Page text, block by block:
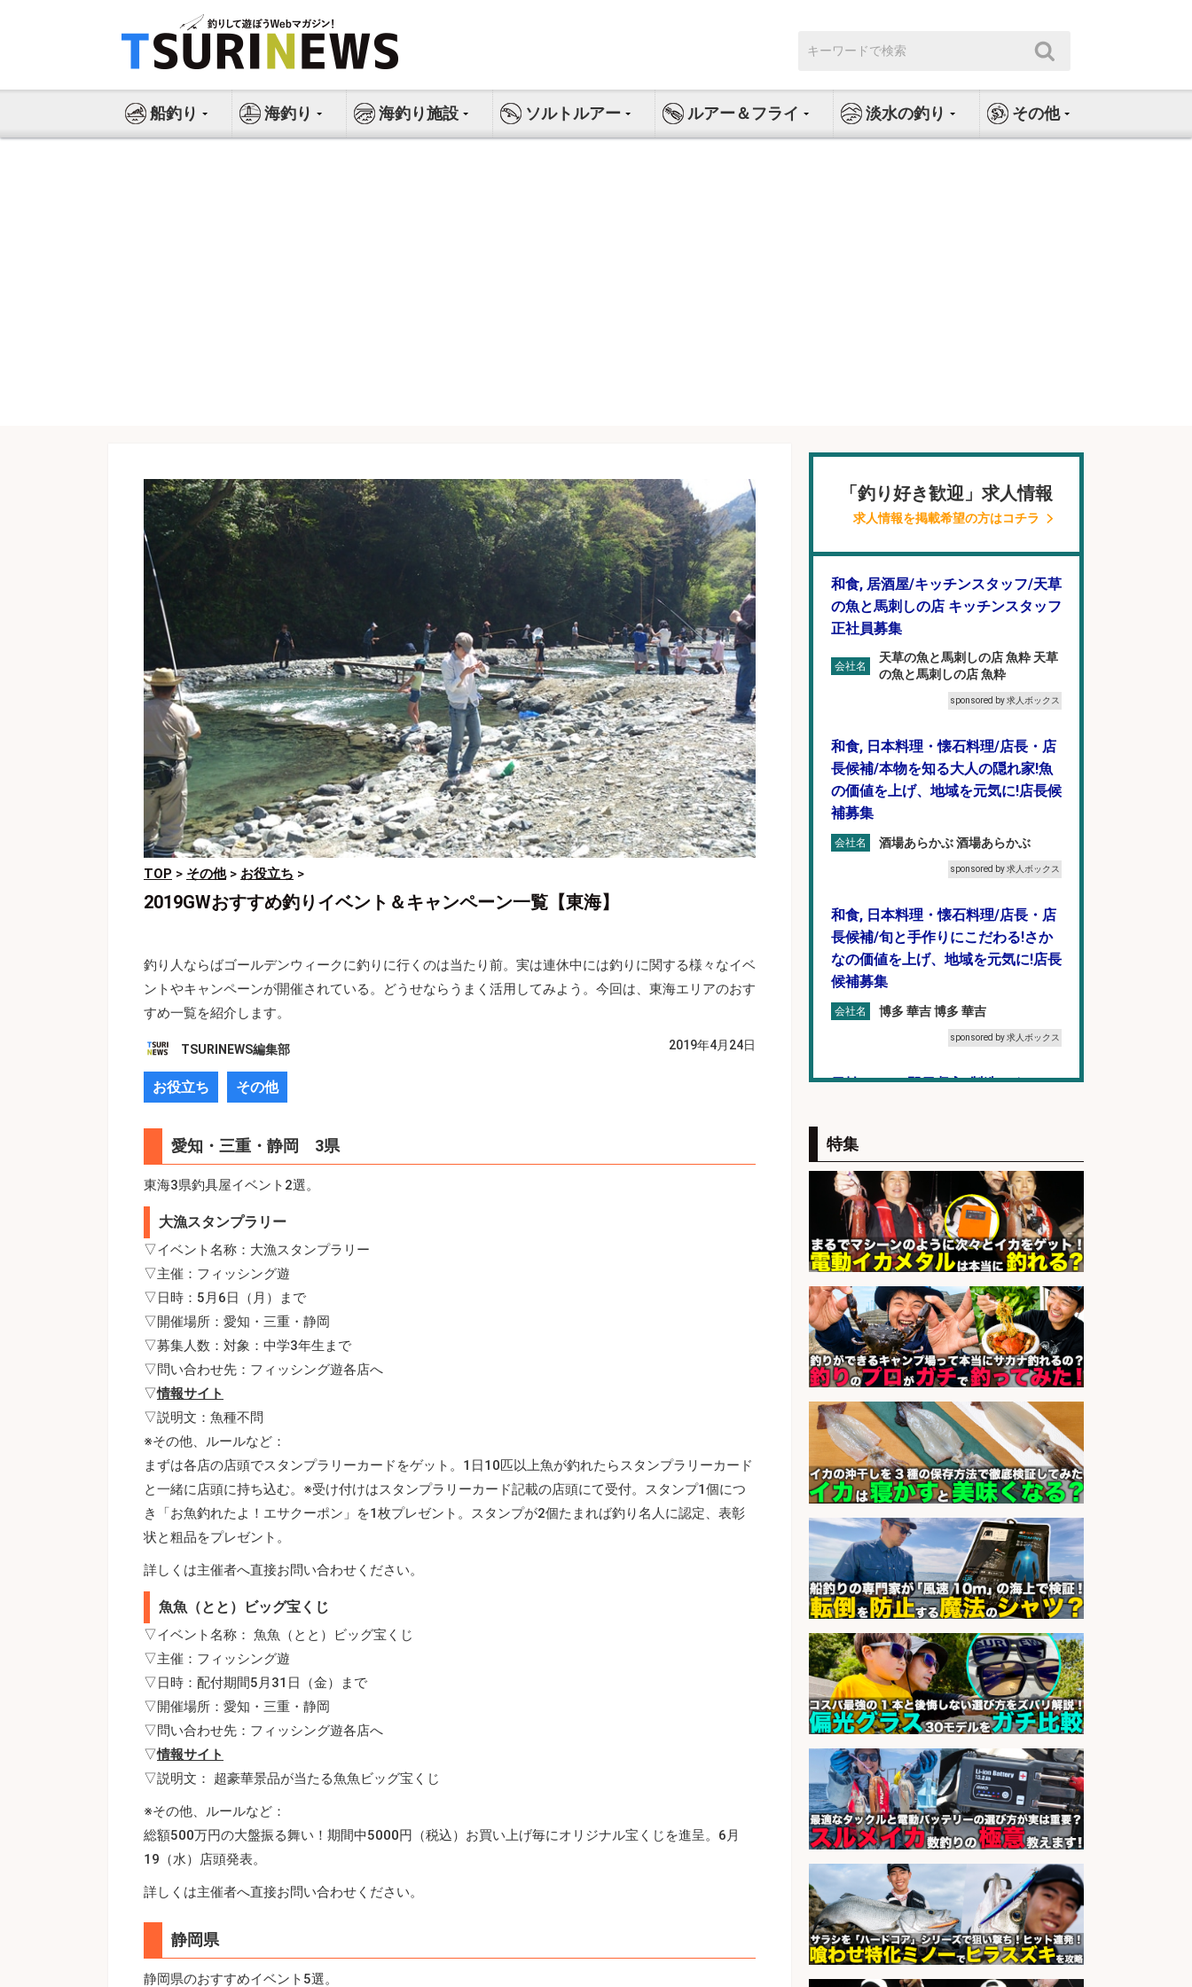
ス
索:
船釣り 海釣り 海釣り施設 ソルトルアー ルアー＆フライ 淡水の釣り その他
TOP > その他> お役立ち >
2019GWおすすめ釣りイベント＆キャンペーン一覧【東海】
釣り人ならばゴールデンウィークに釣りに行くのは当たり前。実は連休中には釣りに関する様々なイベ
ントやキャンペーンが開催されている。どうせならうまく活用してみよう。今回は、東海エリアのおす
すめ一覧を紹介します。
TSURINEWS編集部 2019年4月24日
お役立ち その他
愛知・三重・静岡 3県
東海3県釣具屋イベント2選。
大漁スタンプラリー
▽イベント名称：大漁スタンプラリー
▽主催：フィッシング遊
▽日時：5月6日（月）まで
▽開催場所：愛知・三重・静岡
▽募集人数：対象：中学3年生まで
▽問い合わせ先：フィッシング遊各店へ
▽情報サイト
▽説明文：魚種不問
※その他、ルールなど：
まずは各店の店頭でスタンプラリーカードをゲット。1日10匹以上魚が釣れたらスタンプラリーカード
と一緒に店頭に持ち込む。※受け付けはスタンプラリーカード記載の店頭にて受付。スタンプ1個につ
き「お魚釣れたよ！エサクーポン」を1枚プレゼント。スタンプが2個たまれば釣り名人に認定、表彰
状と粗品をプレゼント。
詳しくは主催者へ直接お問い合わせください。
魚魚（とと）ビッグ宝くじ
▽イベント名称： 魚魚（とと）ビッグ宝くじ
▽主催：フィッシング遊
▽日時：配付期間5月31日（金）まで
▽開催場所：愛知・三重・静岡
▽問い合わせ先：フィッシング遊各店へ
▽情報サイト
▽説明文： 超豪華景品が当たる魚魚ビッグ宝くじ
※その他、ルールなど：
総額500万円の大盤振る舞い！期間中5000円（税込）お買い上げ毎にオリジナル宝くじを進呈。6月
19（水）店頭発表。
詳しくは主催者へ直接お問い合わせください。
静岡県
静岡県のおすすめイベント5選。
「釣り好き歓迎」求人情報
求人情報を掲載希望の方はコチラ
和食, 居酒屋/キッチンスタッフ/天草
の魚と馬刺しの店 キッチンスタッフ
正社員募集
会社名
天草の魚と馬刺しの店 魚粋 天草
の魚と馬刺しの店 魚粋
sponsored by 求人ボックス
和食, 日本料理・懐石料理/店長・店
長候補/本物を知る大人の隠れ家!魚
の価値を上げ、地域を元気に!店長候
補募集
会社名 酒場あらかぶ 酒場あらかぶ
sponsored by 求人ボックス
和食, 日本料理・懐石料理/店長・店
長候補/旬と手作りにこだわる!さか
なの価値を上げ、地域を元気に!店長
候補募集
会社名 博多 華吉 博多 華吉
sponsored by 求人ボックス
日払いOKで即日収入/製造スタッフ/
でお魚のパック詰めや品出し業務/
車通勤OK×未経験歓迎×残業少なめ/
広島県
会社名 株式会社ホットスタッフ五日市
sponsored by 求人ボックス
営業事務/「大津市」釣り具メーカ
ーの物流事務・営業アシスタント/
小野駅から徒歩6分/「時給1,300
円」/大型連休あり×残業なし×土日
祝休み/滋賀県
会社名 株式会社ホットスタッフ滋賀
sponsored by 求人ボックス
未経験歓迎/釣り具メーカーでのル
ート営業/釣りや釣具などの知識必
須/残業なし
会社名 株式会社天龍
sponsored by 求人ボックス
釣り具メーカーでの釣り竿の販売促
進業務
会社名 株式会社天龍
sponsored by 求人ボックス
精肉・青果・鮮魚販売/「志布志
市」「時給1,150円〜」志布志市で
お魚のカットや商品の陳列業務/時
間選べる×未経験歓迎×残業少なめ/
鹿児島県/志布志市
会社名 株式会社ホットスタッフ鹿児島
sponsored by 求人ボックス
日払いOKで即日収入/品出し/釣り具
のピッキング 梱包STAFF/大阪府/岸
特集